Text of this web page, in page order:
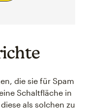
die sie für Spam
Schaltfläche in
als solchen zu